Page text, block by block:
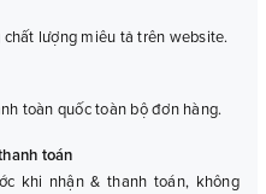
lượng miêu tả trên website.
toàn quốc toàn bộ đơn hàng.
toán
khi nhận & thanh toán, không